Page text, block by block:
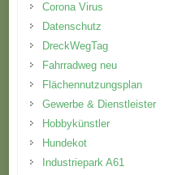
Corona Virus
Datenschutz
DreckWegTag
Fahrradweg neu
Flächennutzungsplan
Gewerbe & Dienstleister
Hobbykünstler
Hundekot
Industriepark A61